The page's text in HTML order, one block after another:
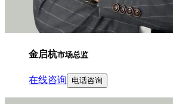
金启杭市场总监
在线咨询 电话咨询